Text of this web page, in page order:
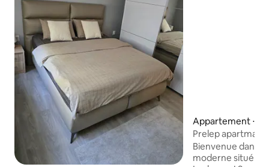
Appartement ⋅
Prelep apartman
Bienvenue dans
moderne situé